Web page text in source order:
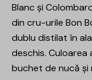
Blanc și
din cru-urile Bon
dublu distilat în
deschis. Culoarea
buchet de nucă și